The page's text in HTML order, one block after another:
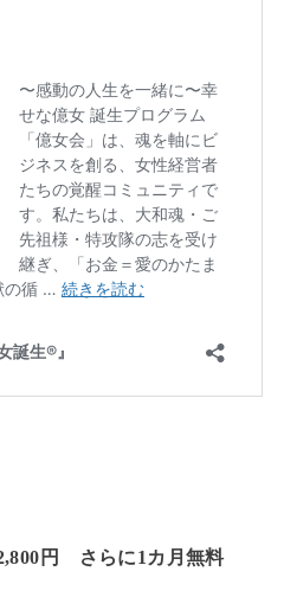
円 さらに1カ月無料